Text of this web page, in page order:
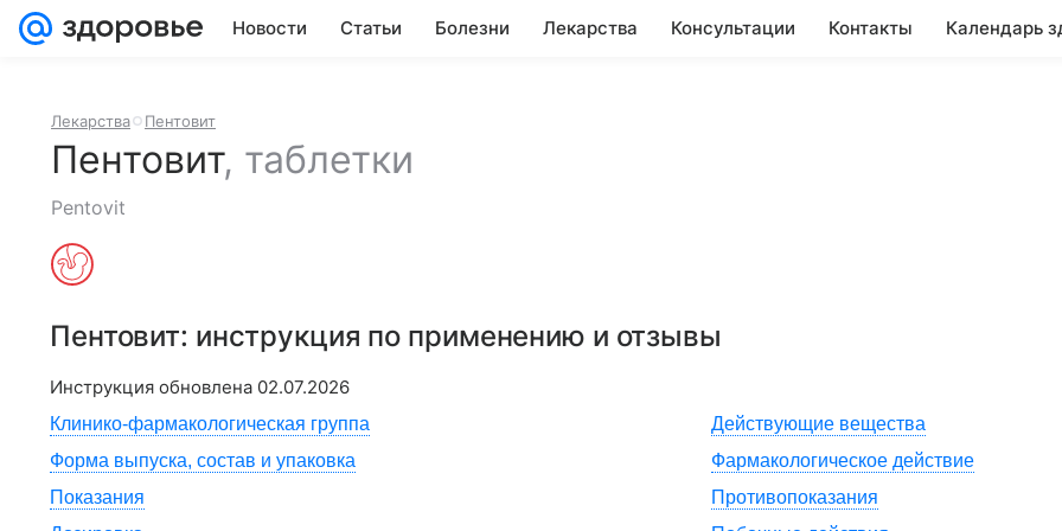
Новости Статьи Болезни Лекарства Консультации Контакты Календарь
Лекарства Пентовит
Пентовит, таблетки
Pentovit
Пентовит: инструкция по применению и отзывы
Инструкция обновлена 02.07.2026
Клинико-фармакологическая группа
Действующие вещества
Форма выпуска, состав и упаковка
Фармакологическое действие
Показания
Противопоказания